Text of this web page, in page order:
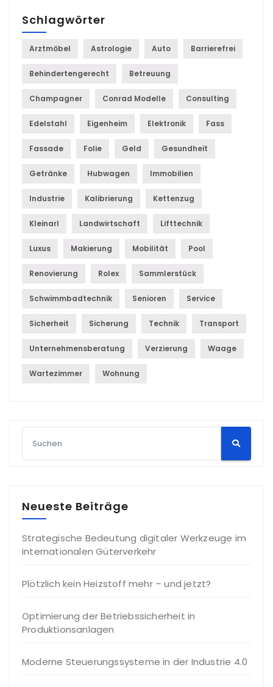
Schlagwörter
Arztmöbel Astrologie Auto Barrierefrei
Behindertengerecht Betreuung
Champagner Conrad Modelle Consulting
Edelstahl Eigenheim Elektronik Fass
Fassade Folie Geld Gesundheit
Getränke Hubwagen Immobilien
Industrie Kalibrierung Kettenzug
Kleinarl Landwirtschaft Lifttechnik
Luxus Makierung Mobilität Pool
Renovierung Rolex Sammlerstück
Schwimmbadtechnik Senioren Service
Sicherheit Sicherung Technik Transport
Unternehmensberatung Verzierung Waage
Wartezimmer Wohnung
Neueste Beiträge
Strategische Bedeutung digitaler Werkzeuge im
internationalen Güterverkehr
Plötzlich kein Heizstoff mehr – und jetzt?
Optimierung der Betriebssicherheit in
Produktionsanlagen
Moderne Steuerungssysteme in der Industrie 4.0